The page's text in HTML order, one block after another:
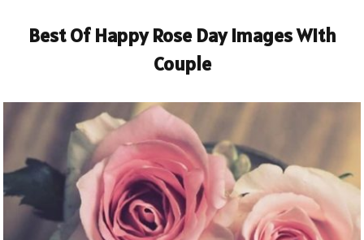
Best Of Happy Rose Day Images With
Couple